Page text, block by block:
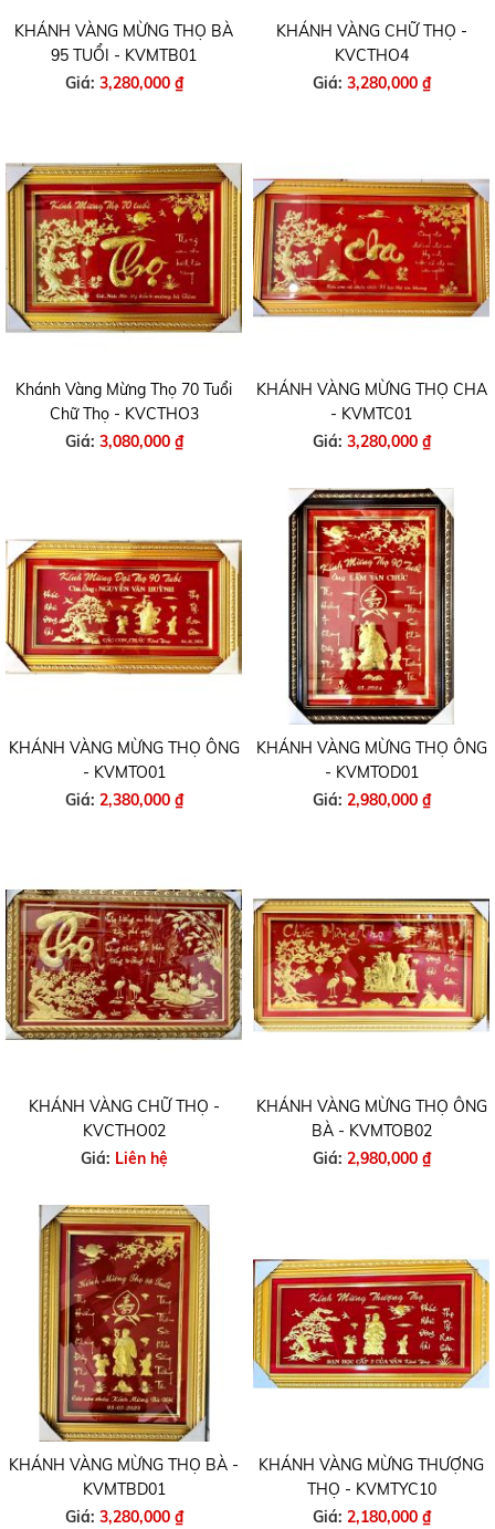
KHÁNH VÀNG MỪNG THỌ BÀ
95 TUỔI - KVMTB01
Giá: 3,280,000 ₫
KHÁNH VÀNG CHỮ THỌ -
KVCTHO4
Giá: 3,280,000 ₫
Khánh Vàng Mừng Thọ 70 Tuổi
Chữ Thọ - KVCTHO3
Giá: 3,080,000 ₫
KHÁNH VÀNG MỪNG THỌ CHA
- KVMTC01
Giá: 3,280,000 ₫
KHÁNH VÀNG MỪNG THỌ ÔNG
- KVMTO01
Giá: 2,380,000 ₫
KHÁNH VÀNG MỪNG THỌ ÔNG
- KVMTOD01
Giá: 2,980,000 ₫
KHÁNH VÀNG CHỮ THỌ -
KVCTHO02
Giá: Liên hệ
KHÁNH VÀNG MỪNG THỌ ÔNG
BÀ - KVMTOB02
Giá: 2,980,000 ₫
KHÁNH VÀNG MỪNG THỌ BÀ -
KVMTBD01
Giá: 3,280,000 ₫
KHÁNH VÀNG MỪNG THƯỢNG
THỌ - KVMTYC10
Giá: 2,180,000 ₫